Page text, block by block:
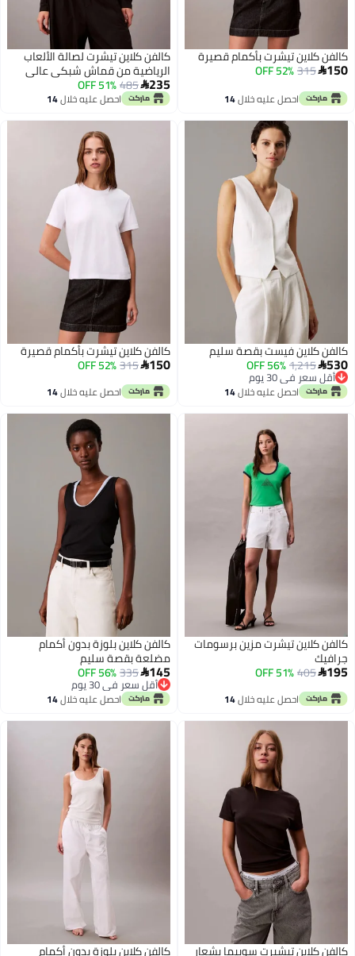
كالفن كلاين تيشرت بأكمام قصيرة
150
315
52% OFF
احصل عليه خلال14
كالفن كلاين تيشرت لصالة الألعاب
الرياضية من قماش شبكي عالي
الأداء بأكمام طويلة
235
485
51% OFF
احصل عليه خلال14
كالفن كلاين فيست بقصة سليم
530
1,215
56% OFFأقل سعر في 30 يوم
توصيل مجاني
أقل سعر في 30 يوماحصل عليه خلال14
كالفن كلاين تيشرت بأكمام قصيرة
150
315
52% OFF
احصل عليه خلال14
كالفن كلاين تيشرت مزين برسومات
جرافيك
195
405
51% OFF
احصل عليه خلال14
كالفن كلاين بلوزة بدون أكمام
مضلعة بقصة سليم
145
335
56% OFF
أقل سعر في 30 يوم
أقل سعر في 30 يوماحصل عليه خلال14
كالفن كلاين تيشيرت سوبيما بشعار كالفن كلاين بلوزة بدون أكمام